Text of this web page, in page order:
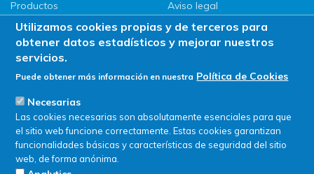
Productos
LLG
Promociones
ServiSAT
Aviso legal
Política de privacidad
Política de Cookies
Buscar en tienda
Utilizamos cookies propias y de terceros para
obtener datos estadísticos y mejorar nuestros
servicios.
Puede obtener más información en nuestra Política de Cookies
Necesarias
Las cookies necesarias son absolutamente esenciales para que
el sitio web funcione correctamente. Estas cookies garantizan
funcionalidades básicas y características de seguridad del sitio
web, de forma anónima.